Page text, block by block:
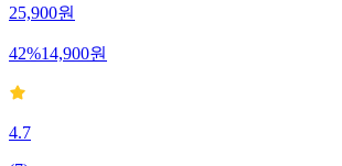
25,900원
42%14,900원
4.7